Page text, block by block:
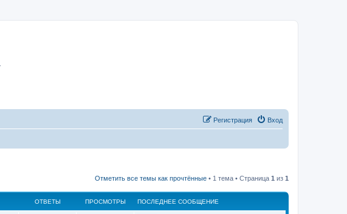
Вход
Регистрация
Отметить все темы как прочтённые • 1 тема • Страница 1 из 1
ОТВЕТЫ ПРОСМОТРЫ ПОСЛЕДНЕЕ СООБЩЕНИЕ